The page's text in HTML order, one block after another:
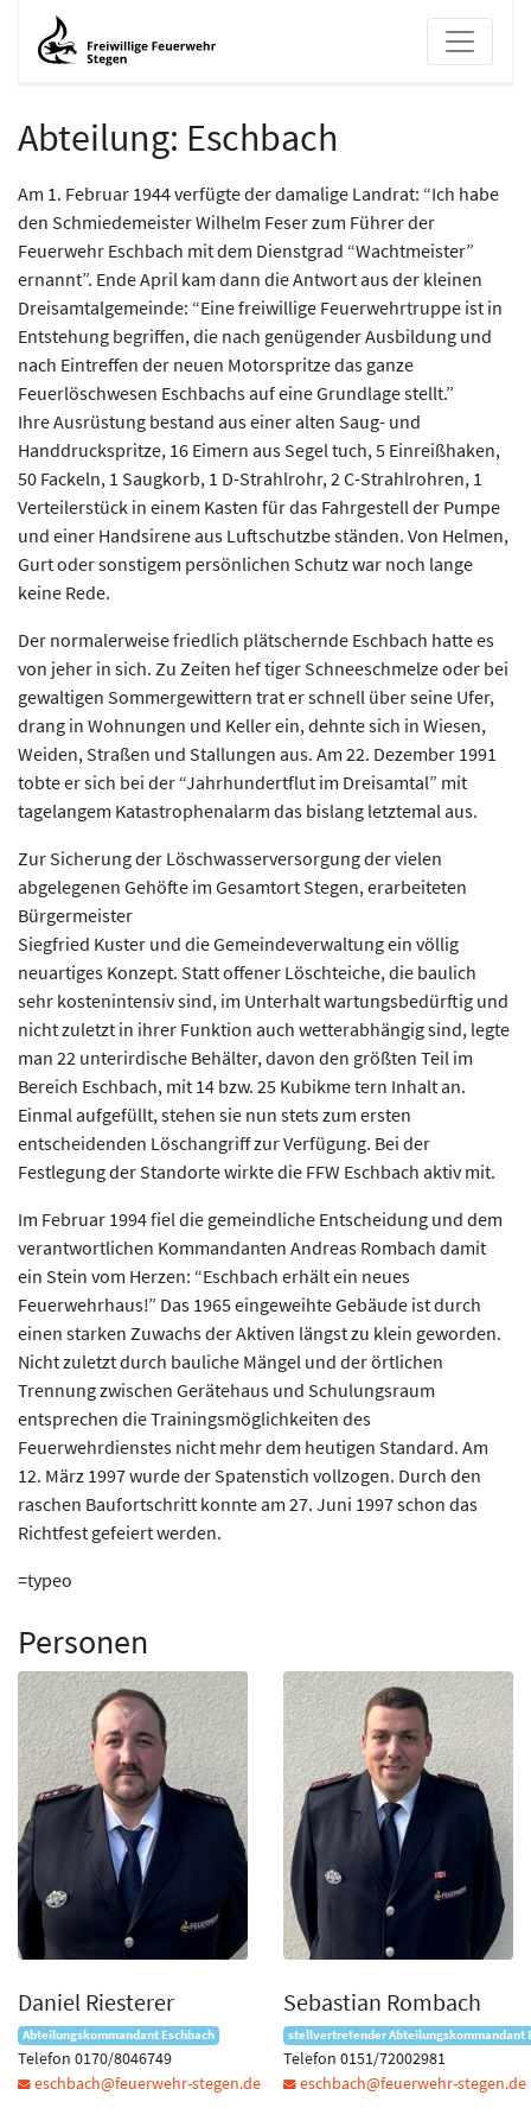
Eschbach
Abteilung: Eschbach
Am 1. Februar 1944 verfügte der damalige Landrat: “Ich habe
den Schmiedemeister Wilhelm Feser zum Führer der
Feuerwehr Eschbach mit dem Dienstgrad “Wachtmeister”
ernannt”. Ende April kam dann die Antwort aus der kleinen
Dreisamtalgemeinde: “Eine freiwillige Feuerwehrtruppe ist in
Entstehung begriffen, die nach genügender Ausbildung und
nach Eintreffen der neuen Motorspritze das ganze
Feuerlöschwesen Eschbachs auf eine Grundlage stellt.”
Ihre Ausrüstung bestand aus einer alten Saug- und
Handdruckspritze, 16 Eimern aus Segel tuch, 5 Einreißhaken,
50 Fackeln, 1 Saugkorb, 1 D-Strahlrohr, 2 C-Strahlrohren, 1
Verteilerstück in einem Kasten für das Fahrgestell der Pumpe
und einer Handsirene aus Luftschutzbe ständen. Von Helmen,
Gurt oder sonstigem persönlichen Schutz war noch lange
keine Rede.
Der normalerweise friedlich plätschernde Eschbach hatte es
von jeher in sich. Zu Zeiten hef tiger Schneeschmelze oder bei
gewaltigen Sommergewittern trat er schnell über seine Ufer,
drang in Wohnungen und Keller ein, dehnte sich in Wiesen,
Weiden, Straßen und Stallungen aus. Am 22. Dezember 1991
tobte er sich bei der “Jahrhundertflut im Dreisamtal” mit
tagelangem Katastrophenalarm das bislang letztemal aus.
Zur Sicherung der Löschwasserversorgung der vielen
abgelegenen Gehöfte im Gesamtort Stegen, erarbeiteten
Bürgermeister
Siegfried Kuster und die Gemeindeverwaltung ein völlig
neuartiges Konzept. Statt offener Löschteiche, die baulich
sehr kostenintensiv sind, im Unterhalt wartungsbedürftig und
nicht zuletzt in ihrer Funktion auch wetterabhängig sind, legte
man 22 unterirdische Behälter, davon den größten Teil im
Bereich Eschbach, mit 14 bzw. 25 Kubikme tern Inhalt an.
Einmal aufgefüllt, stehen sie nun stets zum ersten
entscheidenden Löschangriff zur Verfügung. Bei der
Festlegung der Standorte wirkte die FFW Eschbach aktiv mit.
Im Februar 1994 fiel die gemeindliche Entscheidung und dem
verantwortlichen Kommandanten Andreas Rombach damit
ein Stein vom Herzen: “Eschbach erhält ein neues
Feuerwehrhaus!” Das 1965 eingeweihte Gebäude ist durch
einen starken Zuwachs der Aktiven längst zu klein geworden.
Nicht zuletzt durch bauliche Mängel und der örtlichen
Trennung zwischen Gerätehaus und Schulungsraum
entsprechen die Trainingsmöglichkeiten des
Feuerwehrdienstes nicht mehr dem heutigen Standard. Am
12. März 1997 wurde der Spatenstich vollzogen. Durch den
raschen Baufortschritt konnte am 27. Juni 1997 schon das
Richtfest gefeiert werden.
=typeo
Personen
Daniel Riesterer
Abteilungskommandant Eschbach
Telefon 0170/8046749
eschbach@feuerwehr-stegen.de
Sebastian Rombach
stellvertretender Abteilungskommandant
Telefon 0151/72002981
eschbach@feuerwehr-stegen.de